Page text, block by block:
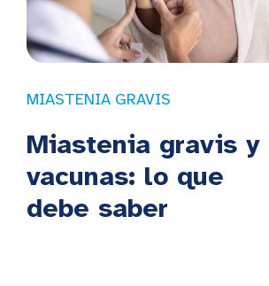
MIASTENIA GRAVIS
Miastenia gravis y
vacunas: lo que
debe saber